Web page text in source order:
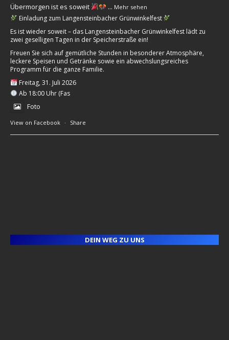
Übermorgen ist es soweit
Einladung zum Langensteinbacher Grünwinkelfest
Es ist wieder soweit – das Langensteinbacher Grünwinkelfest lädt zu
zwei geselligen Tagen in der Speicherstraße ein!
Freuen Sie sich auf gemütliche Stunden in besonderer Atmosphäre,
leckere Speisen und Getränke sowie ein abwechslungsreiches
Programm für die ganze Familie.
Freitag, 31. Juli 2026
Ab 18:00 Uhr (Fas
... Mehr sehen
Foto
View on Facebook · Share
DEIN WEG ZU UNS